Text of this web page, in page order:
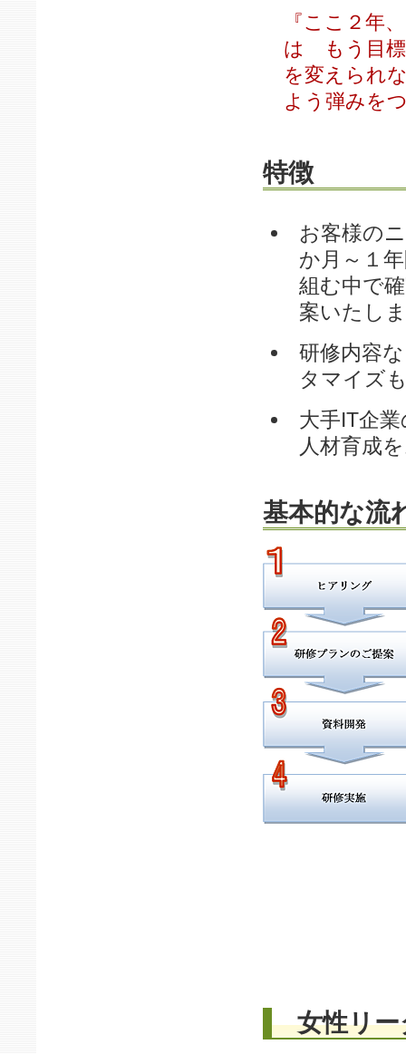
『ここ２年
は もう目標
を変えられ
よう弾みを
特徴
お客様の
か月～１
組む中で
案いたし
研修内容
タマイズ
大手IT企
人材育成
基本的な流
女性リー